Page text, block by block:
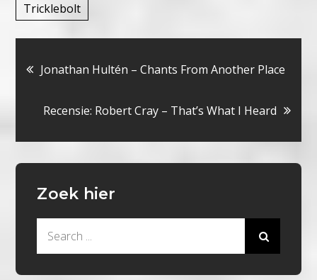
Tricklebolt
Bericht
navigatie
Jonathan Hultén – Chants From Another Place
Recensie: Robert Cray – That’s What I Heard
Zoek hier